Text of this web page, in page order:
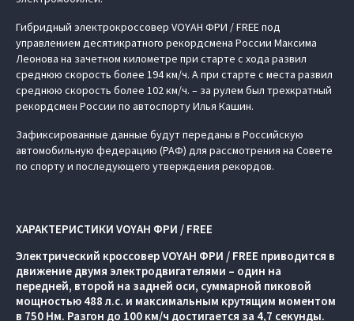
Гибридный электрокроссовер VOYAH ФРИ / FREE под
управлением десятикратного рекордсмена России Максима
Леонова на зачетном километре при старте с хода развил
среднюю скорость более 194 км/ч. А при старте с места развил
среднюю скорость более 102 км/ч. – за рулем был трехкратный
рекордсмен России по автоспорту Илья Кашин.
Зафиксированные данные будут переданы в Российскую
автомобильную федерацию (РАФ) для рассмотрения на Совете
по спорту и последующего утверждения рекордов.
ХАРАКТЕРИСТИКИ VOYAH ФРИ / FREE
Электрический кроссовер VOYAH ФРИ / FREE приводится в
движение двумя электродвигателями – один на
передней, второй на задней оси, суммарной пиковой
мощностью 488 л.с. и максимальным крутящим моментом
в 750 Нм. Разгон до 100 км/ч достигается за 4,7 секунды.